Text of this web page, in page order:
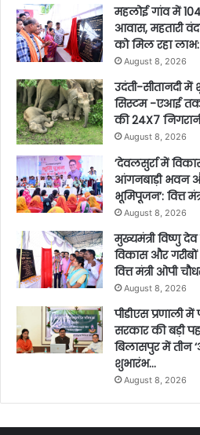
महलोई गांव में 104
आवास, महतारी
को मिल रहा लाभ:
August 8, 2026
उदंती-सीतानदी में
सिस्टम -एआई
की 24X7
August 8, 2026
’देवलसुर्रा में
आंगनबाड़ी भवन
भूमिपूजन’: वित्त
August 8, 2026
मुख्यमंत्री विष्णु
विकास और
वित्त मंत्री ओपी
August 8, 2026
पीडीएस प्रणाली में
सरकार की बड़ी
बिलासपुर में तीन
शुभारंभ…
August 8, 2026